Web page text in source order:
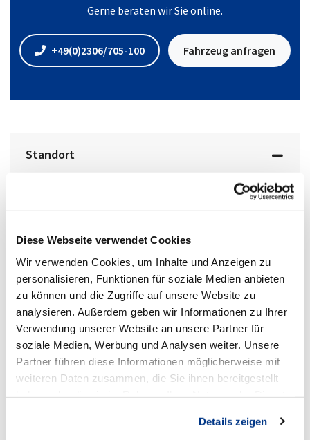
Diese Webseite verwendet Cookies
Wir verwenden Cookies, um Inhalte und Anzeigen zu
personalisieren, Funktionen für soziale Medien anbieten
zu können und die Zugriffe auf unsere Website zu
analysieren. Außerdem geben wir Informationen zu Ihrer
Verwendung unserer Website an unsere Partner für
soziale Medien, Werbung und Analysen weiter. Unsere
Partner führen diese Informationen möglicherweise mit
weiteren Daten zusammen, die Sie ihnen bereitgestellt
Details zeigen
Gerne beraten wir Sie online.
+49(0)2306/705-100 Fahrzeug anfragen
Standort
Volkswagen Lünen
Anschrift